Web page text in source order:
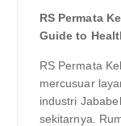
RS Permata
Guide to
RS Permata
mercusuar
industri
sekitarnya.